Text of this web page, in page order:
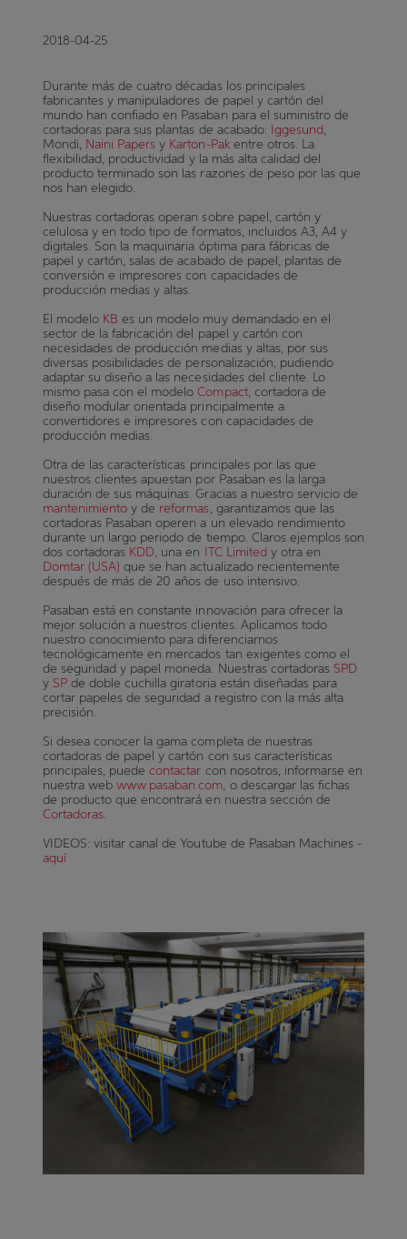
2018-04-25
Durante más de cuatro décadas los principales
fabricantes y manipuladores de papel y cartón del
mundo han confiado en Pasaban para el suministro de
cortadoras para sus plantas de acabado: Iggesund,
Mondi, Naini Papers y Karton-Pakentre otros. La
flexibilidad, productividad y la más alta calidad del
producto terminado son las razones de peso por las que
nos han elegido.
Nuestras cortadoras operan sobre papel, cartón y
celulosa y en todo tipo de formatos, incluidos A3, A4 y
digitales. Son la maquinaria óptima para fábricas de
papel y cartón, salas de acabado de papel, plantas de
conversión e impresores con capacidades de
producción medias y altas.
El modelo KB es un modelo muy demandado en el
sector de la fabricación del papel y cartón con
necesidades de producción medias y altas, por sus
diversas posibilidades de personalización, pudiendo
adaptar su diseño a las necesidades del cliente. Lo
mismo pasa con el modeloCompact, cortadora de
diseño modular orientada principalmente a
convertidores e impresores con capacidades de
producción medias.
Otra de las características principales por las que
nuestros clientes apuestan por Pasaban es la larga
duración de sus máquinas. Gracias a nuestro servicio de
mantenimiento y de reformas, garantizamos que las
cortadoras Pasaban operen a un elevado rendimiento
durante un largo periodo de tiempo. Claros ejemplos son
dos cortadoras KDD, una en ITC Limitedy otra en
Domtar (USA) que se han actualizado recientemente
después de más de 20 años de uso intensivo.
Pasaban está en constante innovación para ofrecer la
mejor solución a nuestros clientes. Aplicamos todo
nuestro conocimiento para diferenciarnos
tecnológicamente en mercados tan exigentes como el
de seguridad y papel moneda. Nuestras cortadoras SPD
y SPde doble cuchilla giratoria están diseñadas para
cortar papeles de seguridad a registro con la más alta
precisión.
Si desea conocer la gama completa de nuestras
cortadoras de papel y cartón con sus características
principales, puedecontactar con nosotros, informarse en
nuestra webwww.pasaban.com, o descargar las fichas
de producto que encontrará en nuestra sección de
Cortadoras.
VIDEOS: visitar canal de Youtube de Pasaban Machines -
aquí